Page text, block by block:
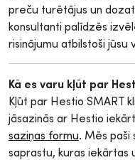
preču turētājus un
konsultanti palīdzēs
risinājumu atbilstoši jūsu
Kā es varu kļūt par
Kļūt par Hestio SMART
jāsazinās ar Hestio
saziņas formu. Mēs paši
saprastu, kuras iekārtas